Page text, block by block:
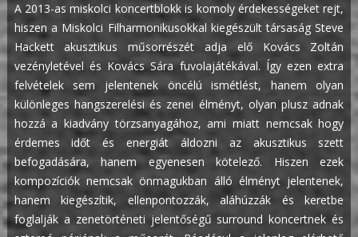
A 2013-as miskolci koncertblokk is komoly érdekességeket rejt,
hiszen a Miskolci Filharmonikusokkal kiegészült társaság Steve
Hackett akusztikus műsorrészét adja elő Kovács Zoltán
vezényletével és Kovács Sára fuvolajátékával. Így ezen extra
felvételek sem jelentenek öncélú ismétlést, hanem olyan
különleges hangszerelési és zenei élményt, olyan plusz adnak
hozzá a kiadvány törzsanyagához, ami miatt nemcsak hogy
érdemes időt és energiát áldozni az akusztikus szett
befogadására, hanem egyenesen kötelező. Hiszen ezek
kompozíciók nemcsak önmagukban álló élményt jelentenek,
hanem kiegészítik, ellenpontozzák, aláhúzzák és keretbe
foglalják a zenetörténeti jelentőségű surround koncertnek és